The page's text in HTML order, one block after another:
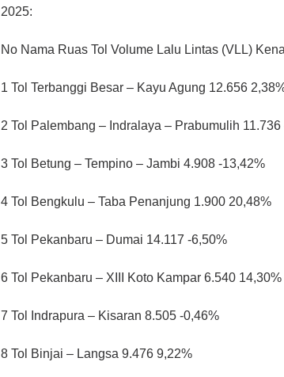
2025:
No Nama Ruas Tol Volume Lalu Lintas (VLL)
1 Tol Terbanggi Besar – Kayu Agung 12.656
2 Tol Palembang – Indralaya – Prabumulih 11.736
3 Tol Betung – Tempino – Jambi 4.908 -13,42%
4 Tol Bengkulu – Taba Penanjung 1.900 20,48%
5 Tol Pekanbaru – Dumai 14.117 -6,50%
6 Tol Pekanbaru – XIII Koto Kampar 6.540 14,30%
7 Tol Indrapura – Kisaran 8.505 -0,46%
8 Tol Binjai – Langsa 9.476 9,22%